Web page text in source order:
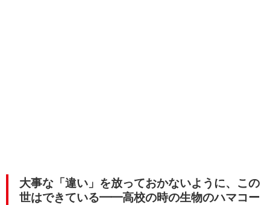
大事な「違い」を放っておかないように、この
世はできている━━高校の時の生物のハマコー